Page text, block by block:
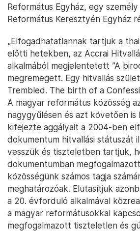
Református Egyház, egy
Református Keresztyén Egyház
„Elfogadhatatlannak tartjuk a
előtti hetekben, az Accrai
alkalmából megjelentetett ”A
megremegett. Egy hitvallás
Trembled. The birth of a
A magyar református közösség
nagygyűlésen és azt követően
kifejezte aggályait a 2004-ben
dokumentum hitvallási státuszát
vesszük és tiszteletben tartjuk,
dokumentumban
közösségünk számos tagja
meghatározóak. Elutasítjuk
a 20. évforduló alkalmával
a magyar reformátusokkal
megfogalmazott tiszteletlen és